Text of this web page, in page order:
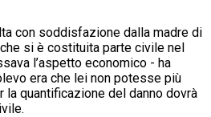
con soddisfazione dalla madre di
si è costituita parte civile nel
l’aspetto economico - ha
era che lei non potesse più
la quantificazione del danno dovrà